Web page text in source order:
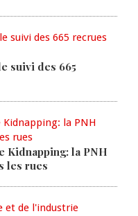
suivi des 665
Kidnapping: la PNH
les rues